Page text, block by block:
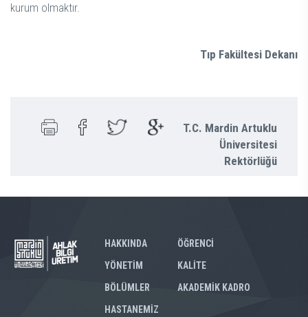
kurum olmaktır.
Tıp Fakültesi Dekanı
T.C. Mardin Artuklu
Üniversitesi
Rektörlüğü
HAKKINDA
YÖNETİM
BÖLÜMLER
ÖĞRENCİ
KALİTE
AKADEMİK KADRO
HASTANEMİZ